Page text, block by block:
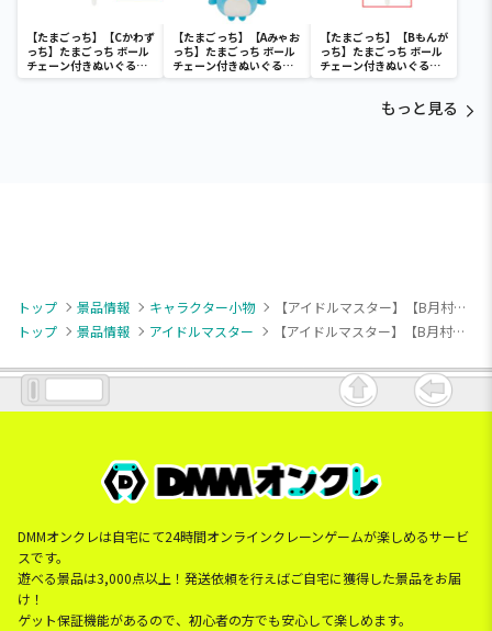
【たまごっち】【Cかわず
っち】たまごっち ボール
チェーン付きぬいぐるみ
～Tamagotchi
【たまごっち】【Aみゃお
っち】たまごっち ボール
チェーン付きぬいぐるみ
～Tamagotchi
【たまごっち】【Bもんが
っち】たまごっち ボール
チェーン付きぬいぐるみ
～Tamagotchi
もっと見る
トップ 景品情報 キャラクター小物
【アイドルマスター】【B月村手毬】学園アイドルマスター アクリルジオラマ～ジョイフルマーチング～vol.1
トップ
景品情報 アイドルマスター 【アイドルマスター】【B月村手毬】学園アイドルマスター アクリルジオラマ～ジョイフルマーチング～vol.1
DMMオンクレは自宅にて24時間オンラインクレーンゲームが楽しめるサービ
スです。
遊べる景品は3,000点以上！発送依頼を行えばご自宅に獲得した景品をお届
け！
ゲット保証機能があるので、初心者の方でも安心して楽しめます。